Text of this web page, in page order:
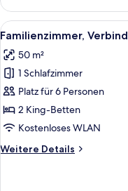
Verbindungszimmer
(2AD+2CH)
Alle
Fotos
für
Familienzimmer,
Verbindungszimmer
(extrabed
2AD+4CH)
8
Familienzimmer,
50 m²
1 Schlafzimmer
Platz für 6 Personen
2 King-Betten
Kostenloses WLAN
Weitere Details
Weitere